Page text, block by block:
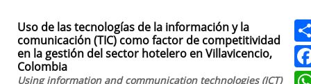
Uso de las tecnologías de la información y la
comunicación (TIC) como factor de competitividad
en la gestión del sector hotelero en Villavicencio,
Colombia
Using information and communication technologies (ICT)